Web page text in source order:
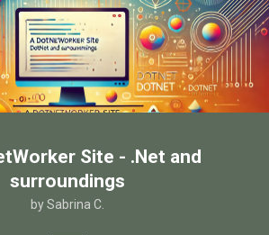
Site - .Net and
surroundings
by Sabrina C.